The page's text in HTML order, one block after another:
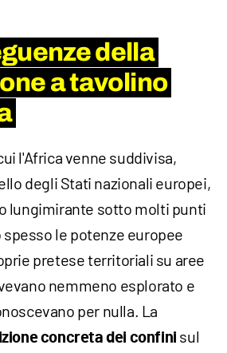
della
a tavolino
l'Africa venne suddivisa,
degli Stati nazionali europei,
lungimirante sotto molti punti
le potenze europee
pretese territoriali su aree
nemmeno esplorato e
per nulla. La
concreta dei confini sul